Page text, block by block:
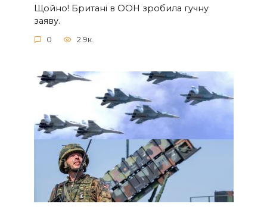
Щoйно! Бpитані в ООН зpобила гучну
заяву.
0 2.9к.